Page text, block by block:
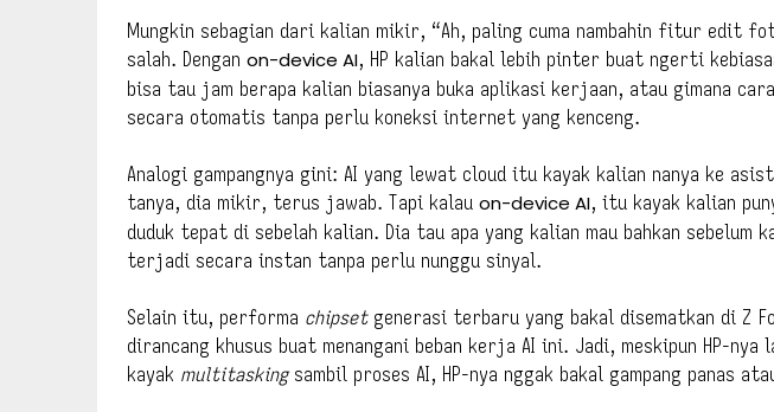
Mungkin sebagian dari kalian mikir, “Ah, paling cuma nambahin fitur edit
salah. Dengan on-device AI, HP kalian bakal lebih pinter buat ngerti
bisa tau jam berapa kalian biasanya buka aplikasi kerjaan, atau gimana
secara otomatis tanpa perlu koneksi internet yang kenceng.
Analogi gampangnya gini: AI yang lewat cloud itu kayak kalian nanya ke
tanya, dia mikir, terus jawab. Tapi kalau on-device AI, itu kayak kalian
duduk tepat di sebelah kalian. Dia tau apa yang kalian mau bahkan sebelum
terjadi secara instan tanpa perlu nunggu sinyal.
Selain itu, performa chipsetgenerasi terbaru yang bakal disematkan di Z
dirancang khusus buat menangani beban kerja AI ini. Jadi, meskipun HP-
kayak multitaskingsambil proses AI, HP-nya nggak bakal gampang panas